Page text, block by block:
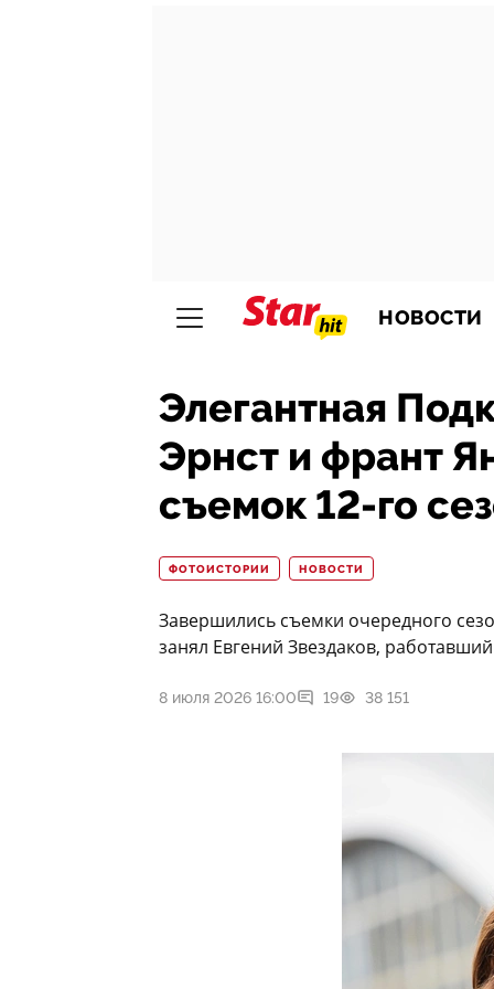
НОВОСТИ
Элегантная
Эрнст и франт
съемок 12-го
ФОТОИСТОРИИ НОВОСТИ
Завершились съемки очередного
занял Евгений Звездаков,
8 июля 2026 16:00 19 38 151